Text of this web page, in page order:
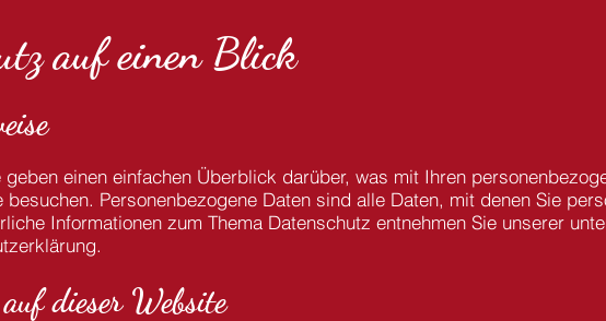
auf einen Blick
einen einfachen Überblick darüber, was mit Ihren
besuchen. Personenbezogene Daten sind alle Daten, mit denen Sie
Informationen zum Thema Datenschutz entnehmen Sie unserer
dieser Website